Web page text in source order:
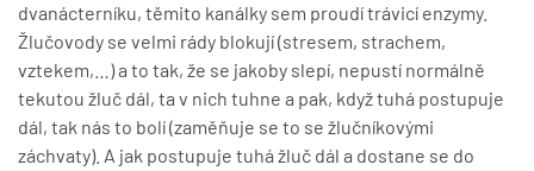
dvanácterníku, těmito kanálky sem proudí trávicí enzymy.
Žlučovody se velmi rády blokují (stresem, strachem,
vztekem,…) a to tak, že se jakoby slepí, nepustí normálně
tekutou žluč dál, ta v nich tuhne a pak, když tuhá postupuje
dál, tak nás to bolí (zaměňuje se to se žlučníkovými
záchvaty). A jak postupuje tuhá žluč dál a dostane se do